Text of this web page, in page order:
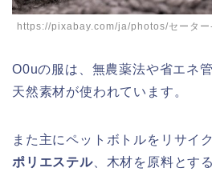
https://pixabay.com/ja/photos/セータ
O0uの服は、無農薬法や省エネ
天然素材が使われています。
また主にペットボトルをリサイ
ポリエステル、木材を原料とする